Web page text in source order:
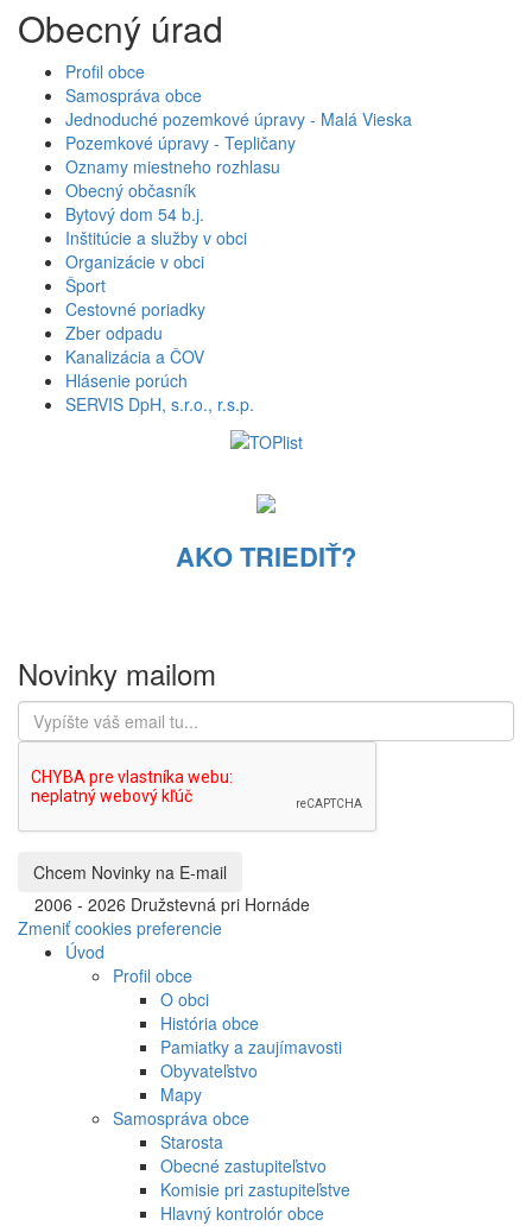
Obecný úrad
Profil obce
Samospráva obce
Jednoduché pozemkové úpravy - Malá Vieska
Pozemkové úpravy - Tepličany
Oznamy miestneho rozhlasu
Obecný občasník
Bytový dom 54 b.j.
Inštitúcie a služby v obci
Organizácie v obci
Šport
Cestovné poriadky
Zber odpadu
Kanalizácia a ČOV
Hlásenie porúch
SERVIS DpH, s.r.o., r.s.p.
AKO TRIEDIŤ?
Novinky mailom
2006 - 2026 Družstevná pri Hornáde
Zmeniť cookies preferencie
Úvod
Profil obce
O obci
História obce
Pamiatky a zaujímavosti
Obyvateľstvo
Mapy
Samospráva obce
Starosta
Obecné zastupiteľstvo
Komisie pri zastupiteľstve
Hlavný kontrolór obce